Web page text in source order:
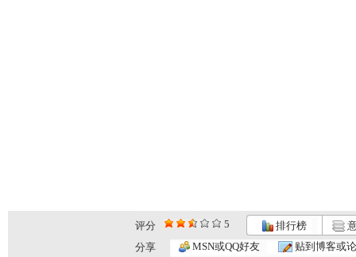
评分 5 排行榜
分享
MSN或QQ好友 贴到博客或